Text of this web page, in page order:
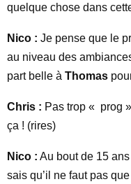
quelque chose dans
Nico : Je pense que le
au niveau des
part belle à Thomas
Chris : Pas trop « prog
ça ! (rires)
Nico : Au bout de 15
sais qu’il ne faut pas